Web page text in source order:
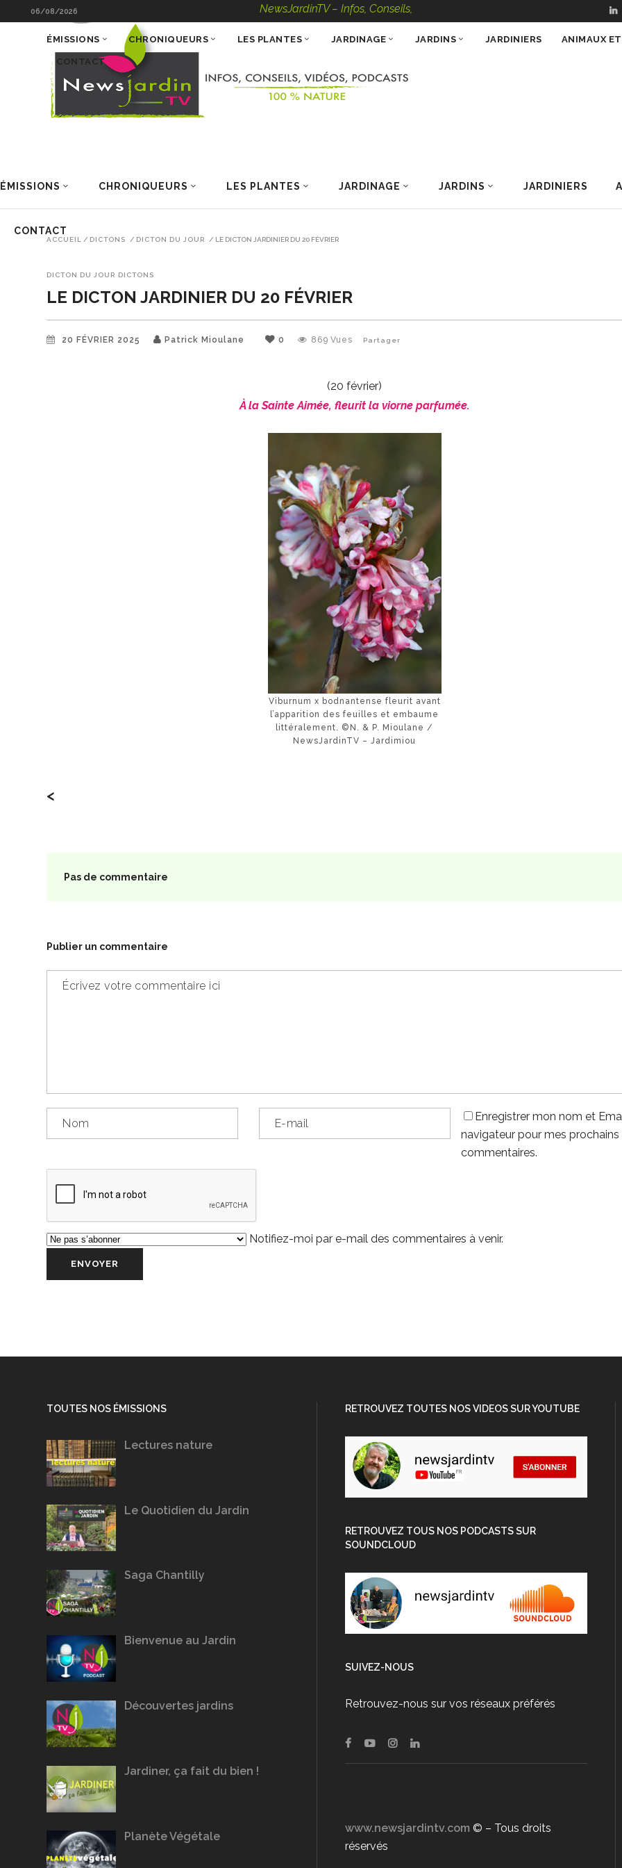
06/08/2026 NewsJardinTV – Infos, Conseils, Vidéos, Podcasts – 100 % Nature
ÉMISSIONS CHRONIQUEURS LES PLANTES JARDINAGE JARDINS JARDINIERS
CONTACT
ÉMISSIONS CHRONIQUEURS LES PLANTES JARDINAGE JARDINS JARDINIERS ANIMAUX
CONTACT
ACCUEIL / DICTONS / DICTON DU JOUR / LE DICTON JARDINIER DU 20 FÉVRIER
DICTON DU JOUR DICTONS
LE DICTON JARDINIER DU 20 FÉVRIER
20 FÉVRIER 2025 Patrick Mioulane 0 869 Vues Partager
(20 février)
À la Sainte Aimée, fleurit la viorne parfumée.
Viburnum x bodnantense fleurit avant
l’apparition des feuilles et embaume
littéralement. ©N. & P. Mioulane /
NewsJardinTV – Jardimiou
<
Pas de commentaire
Publier un commentaire
Enregistrer mon nom et
navigateur pour mes prochains
commentaires.
Notifiez-moi par e-mail des commentaires à venir.
TOUTES NOS ÉMISSIONS
Lectures nature
Le Quotidien du Jardin
Saga Chantilly
Bienvenue au Jardin
Découvertes jardins
Jardiner, ça fait du bien !
Planète Végétale
RETROUVEZ TOUTES NOS VIDEOS SUR YOUTUBE
RETROUVEZ TOUS NOS PODCASTS SUR
SOUNDCLOUD
SUIVEZ-NOUS
Retrouvez-nous sur vos réseaux préférés
www.newsjardintv.com © – Tous droits
réservés